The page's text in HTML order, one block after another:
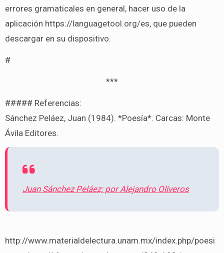
errores gramaticales en general, hacer uso de la
aplicación https://languagetool.org/es, que pueden
descargar en su dispositivo.
#
***
##### Referencias:
Sánchez Peláez, Juan (1984). *Poesía*. Carcas: Monte
Ávila Editores.
Juan Sánchez Peláez; por Alejandro Oliveros
http://www.materialdelectura.unam.mx/index.php/poesi